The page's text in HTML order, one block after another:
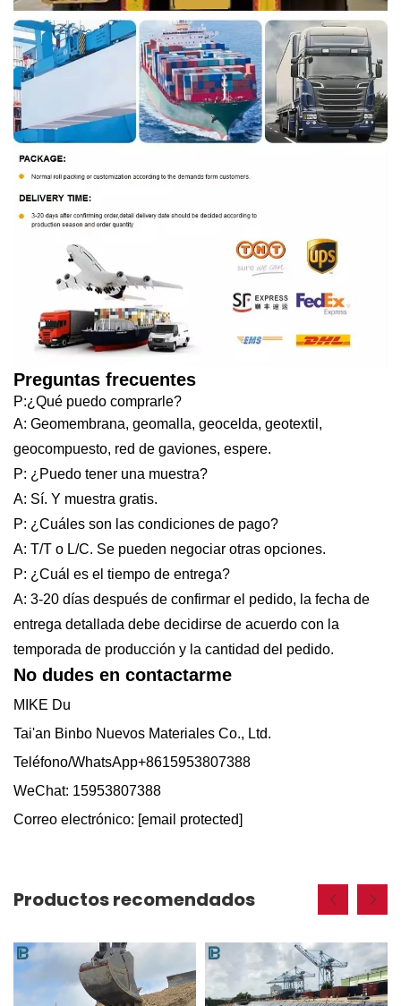
Preguntas frecuentes
P:¿Qué puedo comprarle?
A: Geomembrana, geomalla, geocelda, geotextil,
geocompuesto, red de gaviones, espere.
P: ¿Puedo tener una muestra?
A: Sí. Y muestra gratis.
P: ¿Cuáles son las condiciones de pago?
A: T/T o L/C. Se pueden negociar otras opciones.
P: ¿Cuál es el tiempo de entrega?
A: 3-20 días después de confirmar el pedido, la fecha de
entrega detallada debe decidirse de acuerdo con la
temporada de producción y la cantidad del pedido.
No dudes en contactarme
MIKE Du
Tai'an Binbo Nuevos Materiales Co., Ltd.
Teléfono/WhatsApp+8615953807388
WeChat: 15953807388
Correo electrónico: [email protected]
Productos recomendados